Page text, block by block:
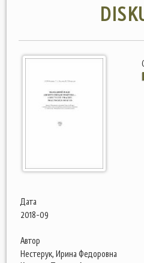
Дата
2018-09
Автор
Нестерук, Ирина Федоровна